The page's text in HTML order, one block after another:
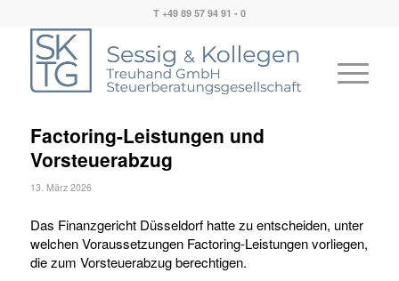
T +49 89 57 94 91 - 0
Factoring-Leistungen und
Vorsteuerabzug
13. März 2026
Das Finanzgericht Düsseldorf hatte zu entscheiden, unter
welchen Voraussetzungen Factoring-Leistungen vorliegen,
die zum Vorsteuerabzug berechtigen.